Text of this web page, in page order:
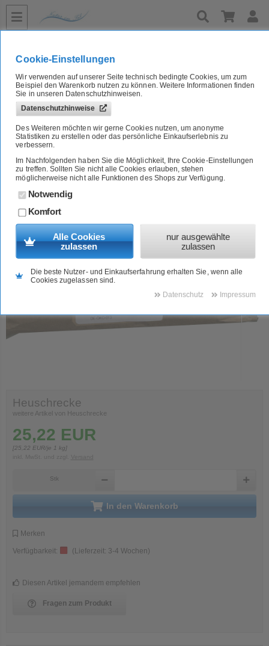
Bio Knoblauchpulver, China, 1kg Heuschrecke
Bio Knoblauchpulver, China, 1kg Heuschrecke
Artikel-Nr.:BA102931389G
Heuschrecke
weitere Artikel von Heuschrecke
25,22 EUR
[25,22 EUR/je 1 kg]
inkl. MwSt.
Stk
in den Warenkorb
Merken
Verfügbarkeit: (Lieferzeit: 3-4 Wochen)
Diesen Artikel jemandem empfehlen
Fragen zum Produkt
Cookie-Einstellungen
Wir verwenden auf unserer Seite technisch bedingte Cookies, um zum
Beispiel den Warenkorb nutzen zu können. Weitere Informationen finden
Sie in unseren Datenschutzhinweisen.
Datenschutzhinweise
Des Weiteren möchten wir gerne Cookies nutzen, um anonyme
Statistiken zu erstellen oder das persönliche Einkaufserlebnis zu
verbessern.
Im Nachfolgenden haben Sie die Möglichkeit, Ihre Cookie-Einstellungen
zu treffen. Sollten Sie nicht alle Cookies erlauben, stehen
möglicherweise nicht alle Funktionen des Shops zur Verfügung.
Notwendig
Komfort
Alle Cookies
zulassen
nur ausgewählte
zulassen
Die beste Nutzer- und Einkaufserfahrung erhalten Sie, wenn alle
Cookies zugelassen sind.
Datenschutz Impressum